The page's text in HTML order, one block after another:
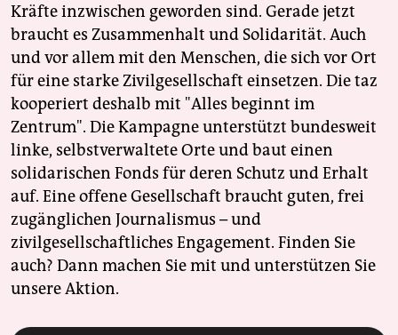
Kräfte inzwischen geworden sind. Gerade jetzt
braucht es Zusammenhalt und Solidarität. Auch
und vor allem mit den Menschen, die sich vor Ort
für eine starke Zivilgesellschaft einsetzen. Die taz
kooperiert deshalb mit "Alles beginnt im
Zentrum". Die Kampagne unterstützt bundesweit
linke, selbstverwaltete Orte und baut einen
solidarischen Fonds für deren Schutz und Erhalt
auf. Eine offene Gesellschaft braucht guten, frei
zugänglichen Journalismus – und
zivilgesellschaftliches Engagement. Finden Sie
auch? Dann machen Sie mit und unterstützen Sie
unsere Aktion.